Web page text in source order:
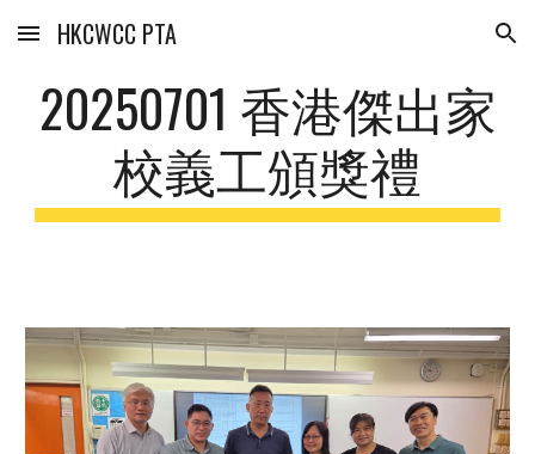
Skip to main content Skip to navigation
HKCWCC PTA
20250701 香港傑出家
校義工頒獎禮